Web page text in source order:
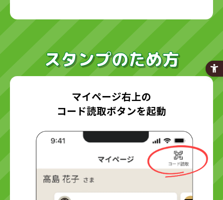
スタンプのため方
マイページ右上の
コード読取ボタンを起動